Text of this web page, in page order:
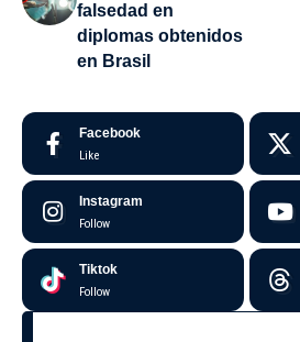
falsedad en
diplomas obtenidos
en Brasil
Facebook
Like
Instagram
Follow
Tiktok
Follow